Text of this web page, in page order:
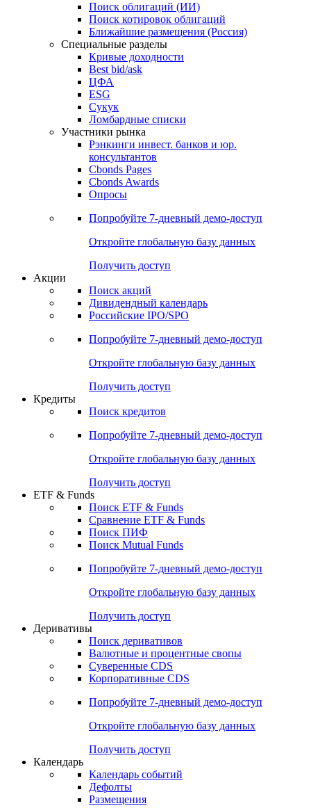
Облигации
Поиски
Поиск облигаций & Карты рынка
Поиск облигаций (ИИ)
Поиск котировок облигаций
Ближайшие размещения (Россия)
Специальные разделы
Кривые доходности
Best bid/ask
ЦФА
ESG
Сукук
Ломбардные списки
Участники рынка
Рэнкинги инвест. банков и юр.
Cbonds Pages
Опросы
Попробуйте7-дневный
Откройте глобальную базу данных
Получить доступ
Поиск акций
Российские IPO/SPO
Попробуйте7-дневный
Откройте глобальную базу данных
Получить доступ
Поиск кредитов
Попробуйте7-дневный
Откройте глобальную базу данных
Получить доступ
ETF & Funds
Сравнение ETF & Funds
Поиск Mutual Funds
Попробуйте7-дневный
Откройте глобальную базу данных
Получить доступ
Деривативы
Валютные и процентные свопы
Корпоративные CDS
Попробуйте7-дневный
Откройте глобальную базу данных
Получить доступ